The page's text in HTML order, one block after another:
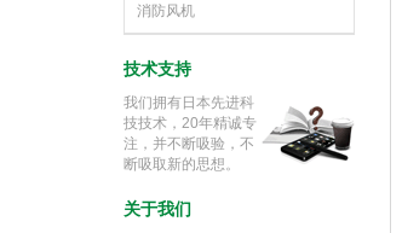
消防风机
技术支持
我们拥有日本先进科
技技术，20年精诚专
注，并不断吸验，不
断吸取新的思想。
关于我们